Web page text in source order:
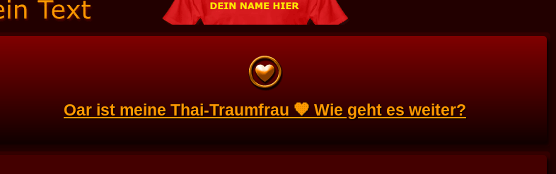
Oar ist meine Thai-Traumfrau 🧡 Wie geht es weiter?